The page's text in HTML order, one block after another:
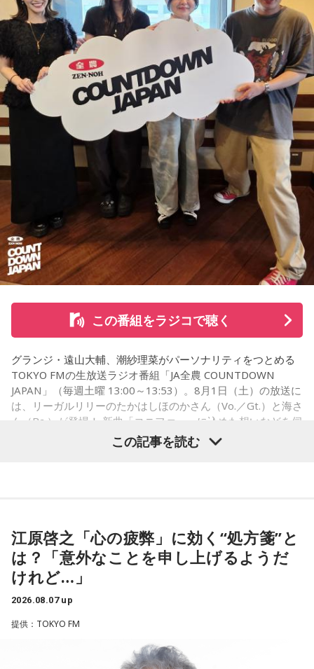
――今シーズンの登板はまだ2試合ですが、ヒットを1本も打
たれていないです。
山田「そうなんですか？ 何の意識もしていないです（笑）。
1イニングを無失点で抑える。どれだけピンチを作っても無失
点で抑えるというのが中継ぎの仕事なので、それができたと
いうのは本当にいいことなのかなと思います」
※インタビュアー：文化放送・斉藤一美アナウンサー
す。
※ メールの件名は「鬼事」でお願いします。
◎コーナー『人生アイズ相談ドラゴン』
「仕事場の上司、良い人なんだけどここが好きになれなく
て…」
「友人と遊んだ時に言われたあの一言がずっとモヤモヤして
「優柔不断な性格のせいで、こんな事が…」
あなたの人生相談を送ってください。その相談を受け、中島
健人が遊戯王の話をします。
※ メールの件名は「決闘」でお願いします。
◎「中島健人イメージランキング」
街の人に調査したら、中島健人が1位にランクインしそうな
「ランキングのタイトルだけ」を送ってきてください。
＜例＞
・家の照明、指パッチンで消してそうランキング
・コンビニで「温めますか？」とか「レジ袋はいります
か？」とか聞かれる前に全部先に言ってきそうな男ランキン
※ メールの件名は「ランキング」でお願いします。
■番組タイトル：ニッポン放送『中島健人のオールナイトニッ
ポン』
■放送日時：2026年8月14日（金） 25時～27時 （15日
（土）午前1時〜3時）
■パーソナリティ：中島健人
kenty@allnightnippon.com
■番組公式X：@Ann_Since1967
この番組をラジコで聴く
グランジ・遠山大輔、潮紗理菜がパーソナリティをつとめる
TOKYO FMの生放送ラジオ番組「JA全農 COUNTDOWN
JAPAN」（毎週土曜 13:00～13:53）。8月1日（土）の放送に
は、リーガルリリーのたかはしほのかさん（Vo.／Gt.）と海さ
ん（Ba.）が登場！ 新曲「コニファー」に込めた想いなどを伺
◆“真逆な作り方”で楽曲制作
リーガルリリーは高校在学時から注目を集め、国内大型ロッ
た世界最大級の音楽フェスティバル「SXSW（サウス・バイ・
サウスウエスト）」の出演や中国ツアーの開催など、海外で
のライブも経験。そのほか、2019年公開の映画「惡の華」で
この記事を読む
江原啓之「心の疲弊」に効く“処方箋”と
は？「意外なことを申し上げるようだ
けれど…」
2026.08.07 up
提供：TOKYO FM